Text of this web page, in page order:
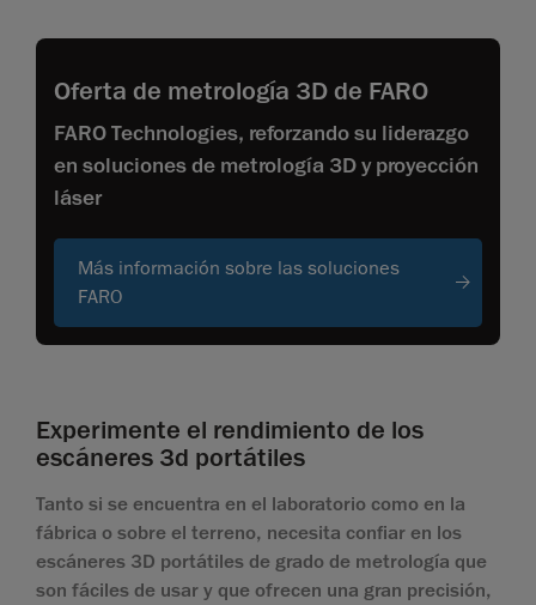
Oferta de metrología 3D de FARO
FARO Technologies, reforzando su liderazgo
en soluciones de metrología 3D y proyección
láser
Más información sobre las soluciones
FARO
Experimente el rendimiento de los
escáneres 3d portátiles
Tanto si se encuentra en el laboratorio como en la
fábrica o sobre el terreno, necesita confiar en los
escáneres 3D portátiles de grado de metrología que
son fáciles de usar y que ofrecen una gran precisión,